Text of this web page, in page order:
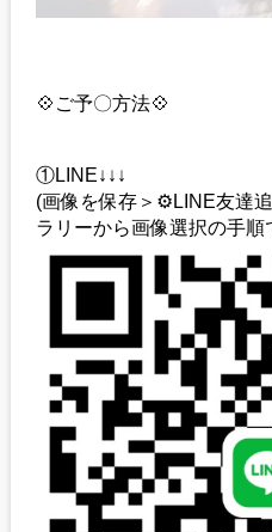
💠ご予〇方法💠
①LINE↓↓↓
(画像を保存＞⚙️LINE友達
ラリーから画像選択の手